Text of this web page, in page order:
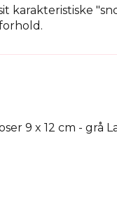
karakteristiske